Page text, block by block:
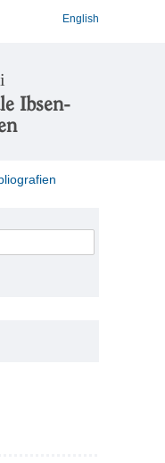
English
Ibsen-